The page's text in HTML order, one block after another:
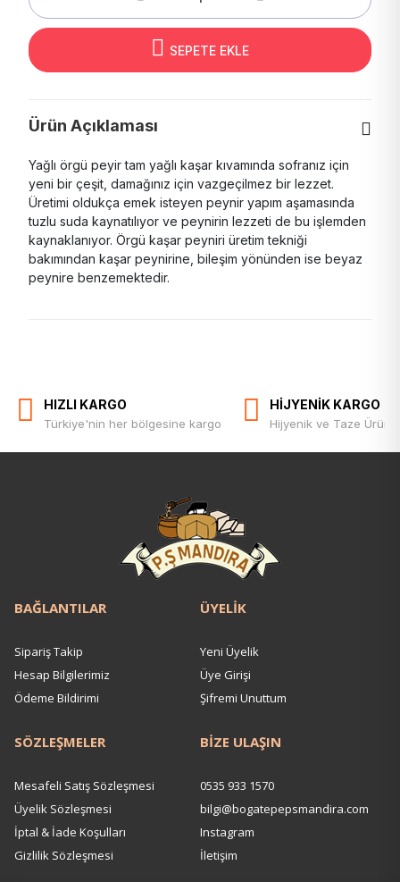
SEPETE EKLE
Ürün Açıklaması
Yağlı örgü peyir tam yağlı kaşar kıvamında sofranız için
yeni bir çeşit, damağınız için vazgeçilmez bir lezzet.
Üretimi oldukça emek isteyen peynir yapım aşamasında
tuzlu suda kaynatılıyor ve peynirin lezzeti de bu işlemden
kaynaklanıyor. Örgü kaşar peyniri üretim tekniği
bakımından kaşar peynirine, bileşim yönünden ise beyaz
peynire benzemektedir.
HIZLI KARGO
Türkiye'nin her bölgesine kargo
HİJYENİK KARGO
Hijyenik ve Taze Ürün
BAĞLANTILAR
Sipariş Takip
Hesap Bilgilerimiz
Ödeme Bildirimi
ÜYELİK
Yeni Üyelik
Üye Girişi
Şifremi Unuttum
SÖZLEŞMELER
Mesafeli Satış Sözleşmesi
Üyelik Sözleşmesi
İptal & İade Koşulları
Gizlilik Sözleşmesi
BİZE ULAŞIN
0535 933 1570
bilgi@bogatepepsmandira.com
Instagram
İletişim